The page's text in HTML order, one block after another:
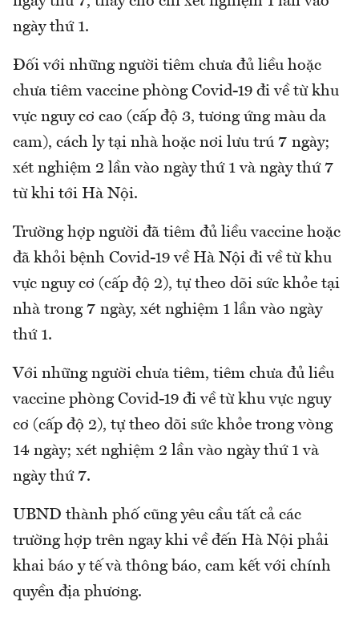
ngày thứ 1.
Đối với những người tiêm chưa đủ liều hoặc
chưa tiêm vaccine phòng Covid-19 đi về từ khu
vực nguy cơ cao (cấp độ 3, tương ứng màu da
cam), cách ly tại nhà hoặc nơi lưu trú 7 ngày;
xét nghiệm 2 lần vào ngày thứ 1 và ngày thứ 7
từ khi tới Hà Nội.
Trường hợp người đã tiêm đủ liều vaccine hoặc
đã khỏi bệnh Covid-19 về Hà Nội đi về từ khu
vực nguy cơ (cấp độ 2), tự theo dõi sức khỏe tại
nhà trong 7 ngày, xét nghiệm 1 lần vào ngày
thứ 1.
Với những người chưa tiêm, tiêm chưa đủ liều
vaccine phòng Covid-19 đi về từ khu vực nguy
cơ (cấp độ 2), tự theo dõi sức khỏe trong vòng
14 ngày; xét nghiệm 2 lần vào ngày thứ 1 và
ngày thứ 7.
UBND thành phố cũng yêu cầu tất cả các
trường hợp trên ngay khi về đến Hà Nội phải
khai báo y tế và thông báo, cam kết với chính
quyền địa phương.